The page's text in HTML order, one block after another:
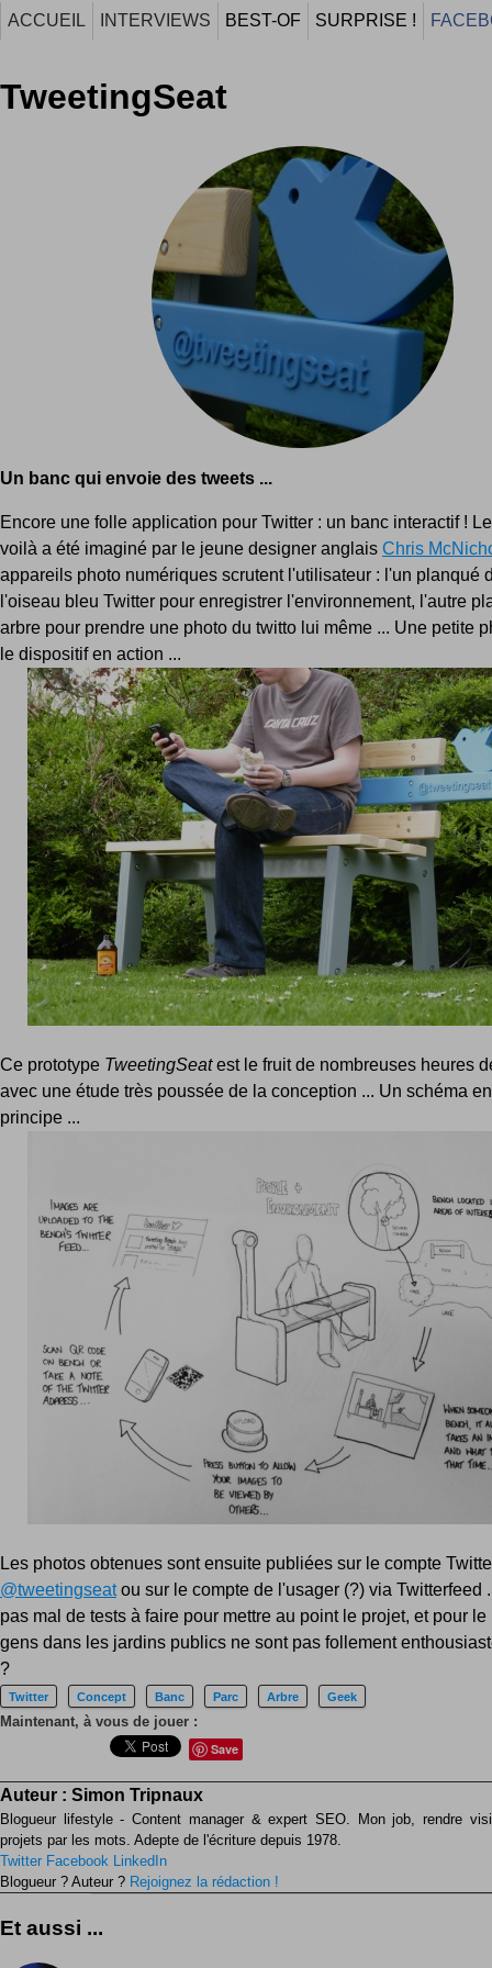
ACCUEIL INTERVIEWS BEST-OF SURPRISE !
TweetingSeat
Un banc qui envoie des tweets ...
Encore une folle application pour Twitter : un banc interactif !
voilà a été imaginé par le jeune designer anglais Chris
appareils photo numériques scrutent l'utilisateur : l'un planqué
l'oiseau bleu Twitter pour enregistrer l'environnement, l'autre
arbre pour prendre une photo du twitto lui même ... Une petite
le dispositif en action ...
Ce prototype TweetingSeatest le fruit de nombreuses heures
avec une étude très poussée de la conception ... Un schéma
principe ...
Les photos obtenues sont ensuite publiées sur le compte
@tweetingseatou sur le compte de l'usager (?) via Twitterfeed
pas mal de tests à faire pour mettre au point le projet, et pour le
gens dans les jardins publics ne sont pas follement
?
Twitter Concept Banc Parc Arbre Geek
Maintenant, à vous de jouer :
Save
Auteur : Simon Tripnaux
Blogueur lifestyle - Content manager & expert SEO. Mon job, rendre
projets par les mots. Adepte de l'écriture depuis 1978.
Twitter Facebook LinkedIn
Blogueur ? Auteur ? Rejoignez la rédaction !
Et aussi ...